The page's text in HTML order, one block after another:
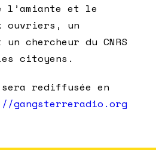
l’amiante et le
ouvriers, un
chercheur du CNRS
citoyens.
sera rediffusée en
gangsterreradio.org